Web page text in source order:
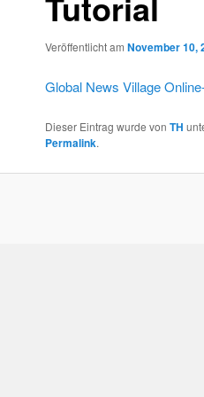
Veröffentlicht am November 10,
Global News Village
Dieser Eintrag wurde von TH
Permalink.